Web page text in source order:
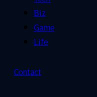
Biz
Game
Life
Contact